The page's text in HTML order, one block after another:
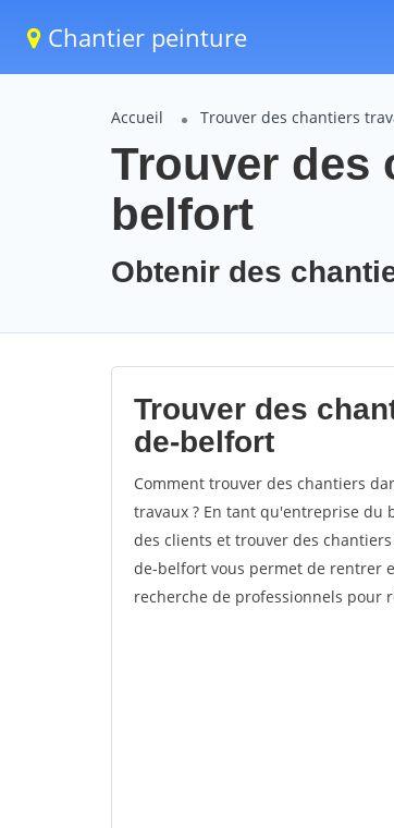
Chantier peinture
Accueil Trouver des chantiers
Trouver des
belfort
Obtenir des
Trouver des
de-belfort
Comment trouver des chantiers
travaux ? En tant qu'entreprise
des clients et trouver des
de-belfort vous permet de rentrer
recherche de professionnels pour